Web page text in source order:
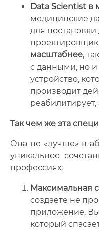
Data Scientist в
медицинские
для постановки
масштабнее,
с данными, но и
устройство,
производит
реабилитирует,
Так чем же эта
Она не «лучше» в
уникальное
профессиях:
Максимальная
создаете не
приложение.
который